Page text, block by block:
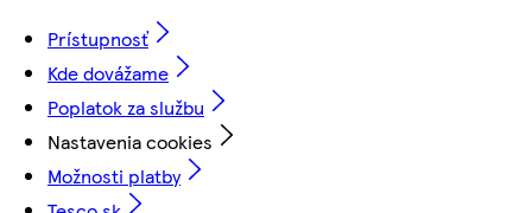
Prístupnosť
Kde dovážame
Poplatok za službu
Nastavenia cookies
Možnosti platby